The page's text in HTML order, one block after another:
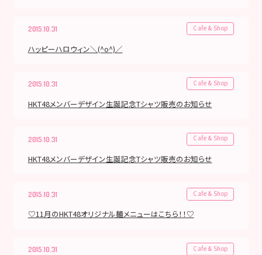
2015.10.31 Cafe & Shop
ハッピーハロウィン＼(^o^)／
2015.10.31 Cafe & Shop
HKT48メンバーデザイン生誕記念Tシャツ販売のお知らせ
2015.10.31 Cafe & Shop
HKT48メンバーデザイン生誕記念Tシャツ販売のお知らせ
2015.10.31 Cafe & Shop
♡11月のHKT48オリジナル麺メニューはこちら！！♡
2015.10.31 Cafe & Shop